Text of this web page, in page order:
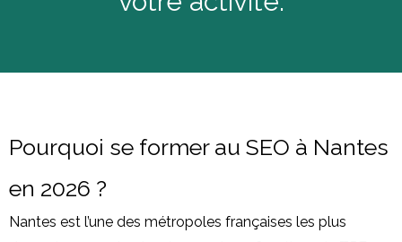
Pourquoi se former au SEO à Nantes
en 2026 ?
Nantes est l’une des métropoles françaises les plus